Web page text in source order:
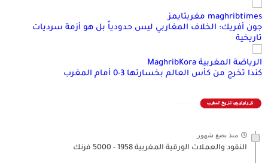
maghribtimes مغربتايمز
جون أفريك: الخلاف المغاربي ليس حدودياً بل هو أزمة سرديات
تاريخية
الرياضة المغربية MaghribKora
كندا تخرج من كأس العالم بخسارتها 3-0 أمام المغرب
منذ بضع شهور
النقود والعملات الورقية المغربية 1958 - 5000 فرنك